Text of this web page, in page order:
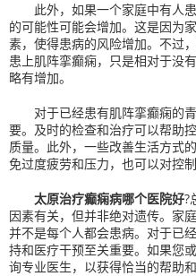
此外，如果一个家庭中有人患
的可能性可能会增加。这是因为
素，使得患病的风险增加。不过
患上肌阵挛癫痫，只是相对于没
略有增加。
对于已经患有肌阵挛癫痫的青
要。及时的检查和治疗可以帮助
质量。此外，一些改善生活方式
免过度疲劳和压力，也可以对控
太原治疗癫痫病哪个医院好?
因素有关，但并非绝对遗传。家
并不是每个人都会患病。对于已
持和医疗干预至关重要。如果您
询专业医生，以获得恰当的帮助和